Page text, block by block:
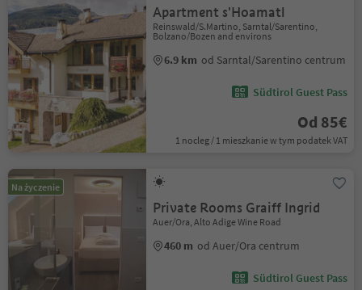
Apartment s'Hoamatl
Reinswald/S.Martino, Sarntal/Sarentino,
Bolzano/Bozen and environs
6.9 km od Sarntal/Sarentino centrum
Südtirol Guest Pass
Od 85€
1 nocleg / 1 mieszkanie w tym podatek VAT
Na życzenie
Private Rooms Graiff Ingrid
Auer/Ora, Alto Adige Wine Road
460 m od Auer/Ora centrum
Südtirol Guest Pass